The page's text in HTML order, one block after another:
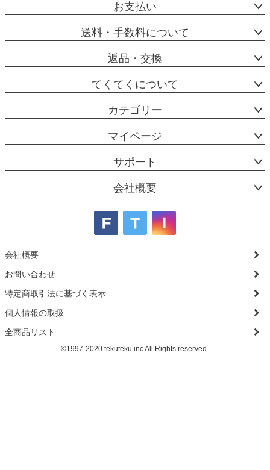
お支払い
送料・手数料について
返品・交換
てくてくについて
カテゴリー
マイページ
サポート
会社概要
会社概要
お問い合わせ
特定商取引法に基づく表示
個人情報の取扱
全商品リスト
©1997-2020 tekuteku.inc All Rights reserved.